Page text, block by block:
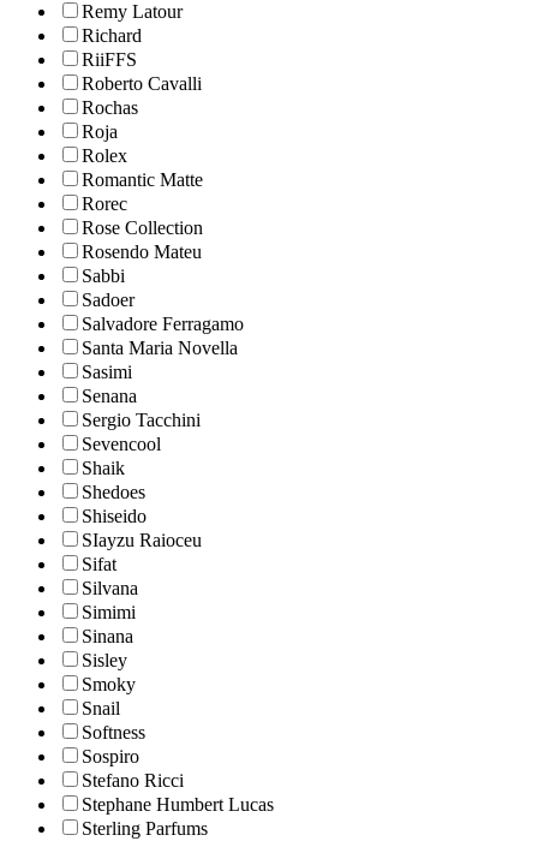
Remy Latour
Richard
RiiFFS
Roberto Cavalli
Rochas
Roja
Rolex
Romantic Matte
Rorec
Rose Collection
Rosendo Mateu
Sabbi
Sadoer
Salvadore Ferragamo
Santa Maria Novella
Sasimi
Senana
Sergio Tacchini
Sevencool
Shaik
Shedoes
Shiseido
SIayzu Raioceu
Sifat
Silvana
Simimi
Sinana
Sisley
Smoky
Snail
Softness
Sospiro
Stefano Ricci
Stephane Humbert Lucas
Sterling Parfums